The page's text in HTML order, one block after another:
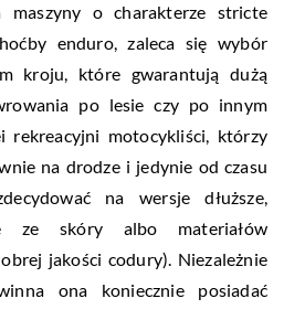
maszyny o charakterze stricte
enduro, zaleca się wybór
kroju, które gwarantują dużą
po lesie czy po innym
motocykliści, którzy
na drodze i jedynie od czasu
na wersje dłuższe,
ze skóry albo materiałów
jakości codury). Niezależnie
ona koniecznie posiadać